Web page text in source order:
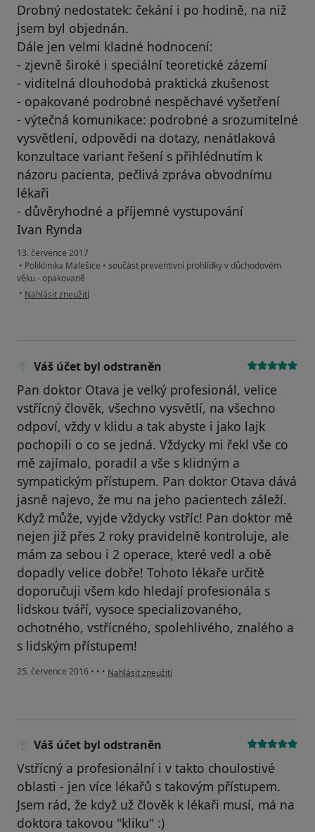
Drobný nedostatek: čekání i po hodině, na niž
jsem byl objednán.
Dále jen velmi kladné hodnocení:
- zjevně široké i speciální teoretické zázemí
- viditelná dlouhodobá praktická zkušenost
- opakované podrobné nespěchavé vyšetření
- výtečná komunikace: podrobné a srozumitelné
vysvětlení, odpovědi na dotazy, nenátlaková
konzultace variant řešení s přihlédnutím k
názoru pacienta, pečlivá zpráva obvodnímu
lékaři
- důvěryhodné a příjemné vystupování
Ivan Rynda
13. července 2017
• Poliklinika Malešice • součást preventivní prohlídky v důchodovém
věku - opakovaně
• podle názoru uživatele Váš účet byl odstraněn
Nahlásit zneužití
Váš účet byl odstraněn
Pan doktor Otava je velký profesionál, velice
vstřícný člověk, všechno vysvětlí, na všechno
odpoví, vždy v klidu a tak abyste i jako lajk
pochopili o co se jedná. Vždycky mi řekl vše co
mě zajímalo, poradil a vše s klidným a
sympatickým přístupem. Pan doktor Otava dává
jasně najevo, že mu na jeho pacientech záleží.
Když může, vyjde vždycky vstříc! Pan doktor mě
nejen již přes 2 roky pravidelně kontroluje, ale
mám za sebou i 2 operace, které vedl a obě
dopadly velice dobře! Tohoto lékaře určitě
doporučuji všem kdo hledají profesionála s
lidskou tváří, vysoce specializovaného,
ochotného, vstřícného, spolehlivého, znalého a
s lidským přístupem!
25. července 2016 • • • podle názoru uživatele Váš účet byl odstraněn
Nahlásit zneužití
Váš účet byl odstraněn
Vstřícný a profesionální i v takto choulostivé
oblasti - jen více lékařů s takovým přístupem.
Jsem rád, že když už člověk k lékaři musí, má na
doktora takovou "kliku" :)